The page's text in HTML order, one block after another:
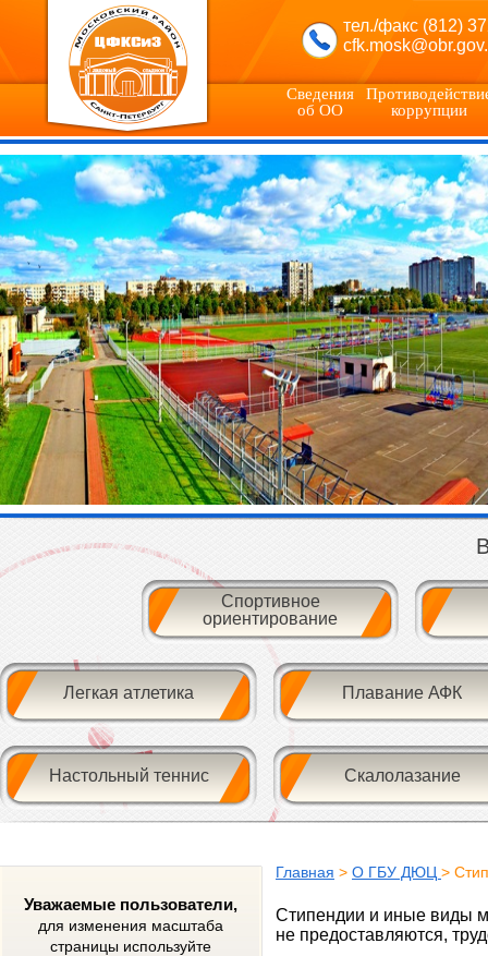
тел./факс (812)
Сведения
об ОО
коррупции
Спортивное
ориентирование
Легкая атлетика Плавание АФК
Настольный теннис Скалолазание
Уважаемые пользователи,
для изменения масштаба
страницы используйте
Главная > О ГБУ ДЮЦ >
Стипендии и иные виды
не предоставляются,